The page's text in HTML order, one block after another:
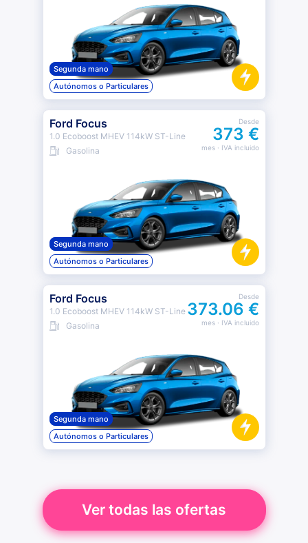
Segunda mano
Autónomos o Particulares
Ford Focus
1.0 Ecoboost MHEV 114kW ST-Line
Gasolina
Desde
373 €
mes· IVA incluido
Segunda mano
Autónomos o Particulares
Ford Focus
1.0 Ecoboost MHEV 114kW ST-Line
Gasolina
Desde
373.06 €
mes· IVA incluido
Segunda mano
Autónomos o Particulares
Ver todas las ofertas